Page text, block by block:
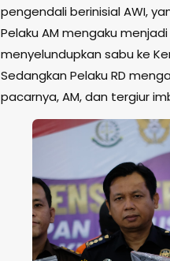
pengendali berinisial AWI,
Pelaku AM mengaku
menyelundupkan sabu ke
Sedangkan Pelaku RD
pacarnya, AM, dan tergiur